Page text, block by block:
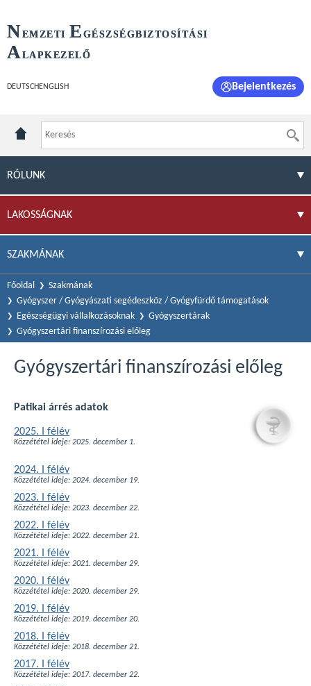
NEMZETI E GÉSZSÉGBIZTOSÍTÁSI
ALAPKEZELŐ
DEUTSCH ENGLISH Bejelentkezés
RÓLUNK
LAKOSSÁGNAK
SZAKMÁNAK
Főoldal
Szakmának
Gyógyszer / Gyógyászati segédeszköz / Gyógyfürdő támogatások
Egészségügyi vállalkozásoknak
Gyógyszertárak
Gyógyszertári finanszírozási előleg
Gyógyszertári finanszírozási előleg
Patikai árrés adatok
2025. I félév
Közzététel ideje: 2025. december 1.
2024. I félév
Közzététel ideje: 2024. december 19.
2023. I félév
Közzététel ideje: 2023. december 22.
2022. I félév
Közzététel ideje: 2022. december 21.
2021. I félév
Közzététel ideje: 2021. december 29.
2020. I félév
Közzététel ideje: 2020. december 29.
2019. I félév
Közzététel ideje: 2019. december 20.
2018. I félév
Közzététel ideje: 2018. december 21.
2017. I félév
Közzététel ideje: 2017. december 22.